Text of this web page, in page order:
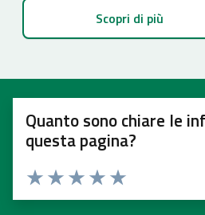
Scopri di più
Quanto sono chiare le
questa pagina?
Valuta 5 stelle su
Valuta 4 stelle su 5
Valuta 3 stelle su 5
Valuta 2 stelle su 5
Valuta 1 stelle su 5